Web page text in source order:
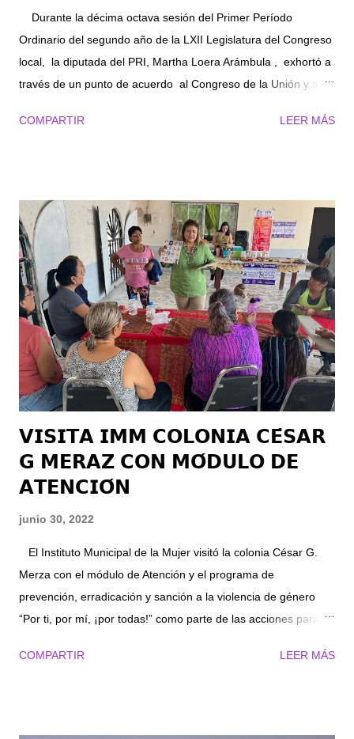
Durante la décima octava sesión del Primer Período
Ordinario del segundo año de la LXII Legislatura del Congreso
local, la diputada del PRI, Martha Loera Arámbula , exhortó a
través de un punto de acuerdo al Congreso de la Unión y a
en el país, a legislar y/o fortalecer la normativa de carácter
con motivo de la orientación sexual, identidad o expresión de
género. Una de las formas más extremas de violación a la
dignidad y derechos de las personas LGBTTTIQ+ son los
homicidios motivados por los prejuicios homofóbicos,
lesbofóbicos y transfóbicos. Estos son algunos de los casos
que han sido denominados por la sociedad civil y los medios
de comunicación como “crímenes de odio”. “En
consecuenci...
COMPARTIR LEER MÁS
𝗩𝗜𝗦𝗜𝗧𝗔 𝗜𝗠𝗠 𝗖𝗢𝗟𝗢𝗡𝗜𝗔 𝗖𝗘́𝗦𝗔𝗥
𝗚 𝗠𝗘𝗥𝗔𝗭 𝗖𝗢𝗡 𝗠𝗢́𝗗𝗨𝗟𝗢 𝗗𝗘
𝗔𝗧𝗘𝗡𝗖𝗜𝗢́𝗡
junio 30, 2022
El Instituto Municipal de la Mujer visitó la colonia César G.
Merza con el módulo de Atención y el programa de
prevención, erradicación y sanción a la violencia de género
“Por ti, por mí, ¡por todas!” como parte de las acciones para
bienestar, mejorando la calidad de vida de los ciudadanos. Fue
COMPARTIR LEER MÁS